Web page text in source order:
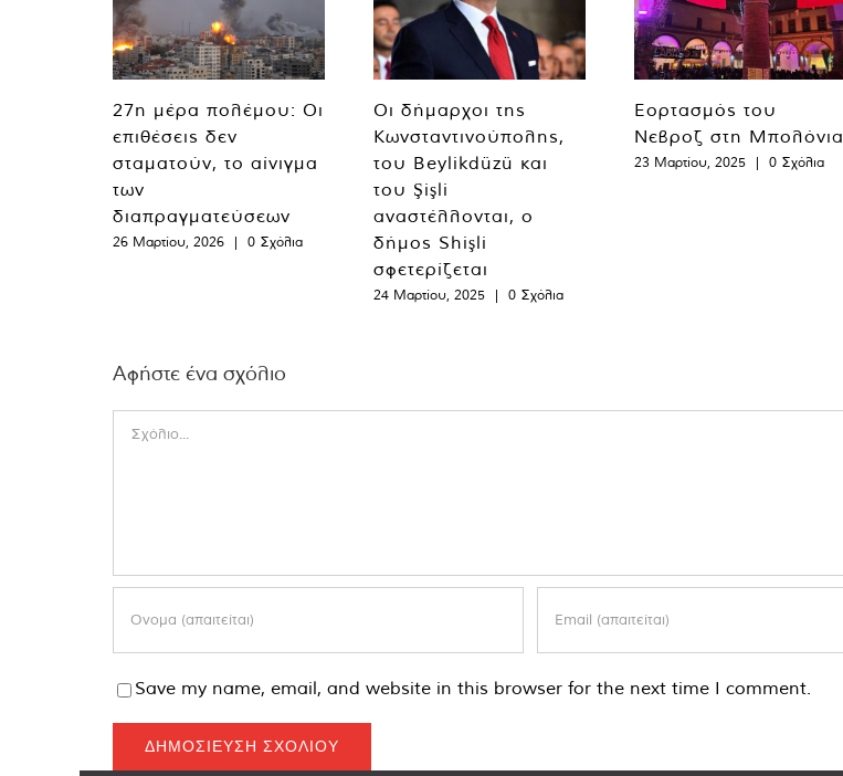
27η μέρα πολέμου: Οι
επιθέσεις δεν
σταματούν, το αίνιγμα
των
διαπραγματεύσεων
26 Μαρτίου, 2026 | 0 Σχόλια
Οι δήμαρχοι της
Κωνσταντινούπολης,
του Beylikdüzü και
του Şişli
αναστέλλονται, ο
δήμος Shişli
σφετερίζεται
24 Μαρτίου, 2025 | 0 Σχόλια
Εορτασμός του
Νεβροζ στη Μπολόνια
23 Μαρτίου, 2025 | 0 Σχόλια
Αφήστε ένα σχόλιο
Save my name, email, and website in this browser for the next time I comment.